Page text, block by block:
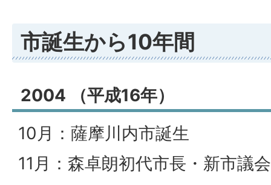
市誕生から10年間
2004 （平成16年）
10月：薩摩川内市誕生
11月：森卓朗初代市長・新市議